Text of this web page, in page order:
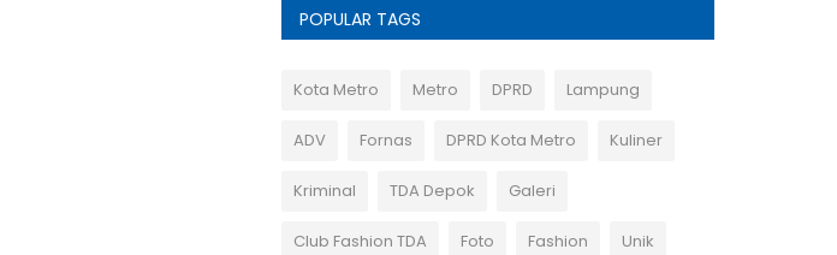
POPULAR TAGS
Kota Metro Metro DPRD Lampung
ADV Fornas DPRD Kota Metro Kuliner
Kriminal TDA Depok Galeri
Club Fashion TDA Foto Fashion Unik